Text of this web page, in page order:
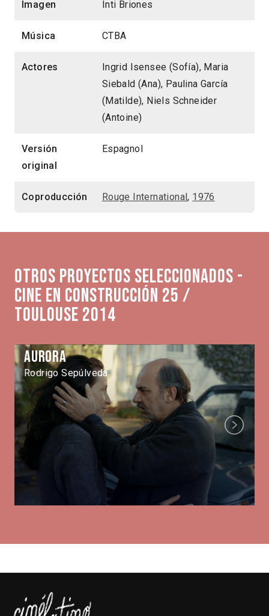
Imagen Inti Briones
Música CTBA
Actores
Ingrid Isensee (Sofía), Maria
Siebald (Ana), Paulina García
(Matilde), Niels Schneider
(Antoine)
Versión
original
Espagnol
Coproducción Rouge International, 1976
Otros proyectos seleccionados -
Cine en Construcción 25 /
Toulouse 2014
Aurora
Rodrigo Sepúlveda
Next